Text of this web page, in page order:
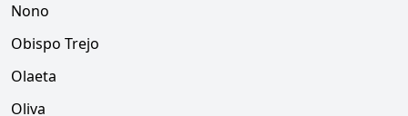
Nono
Obispo Trejo
Olaeta
Oliva